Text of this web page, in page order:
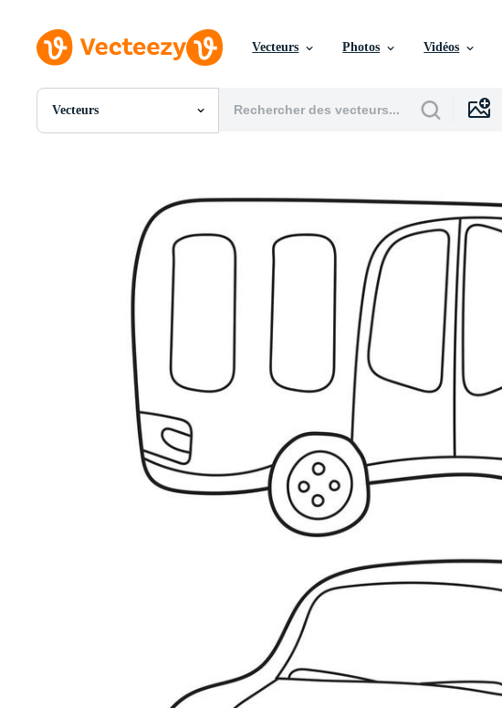
Vecteurs Photos Vidéos
Vecteurs
Toutes Images
Motion graphics
Images Éditoriales
Événements Éditoriaux